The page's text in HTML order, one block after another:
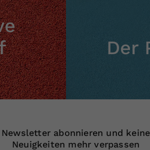
Der
Newsletter abonnieren und keine
Neuigkeiten mehr verpassen